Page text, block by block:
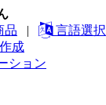
品 | 言語選択
成